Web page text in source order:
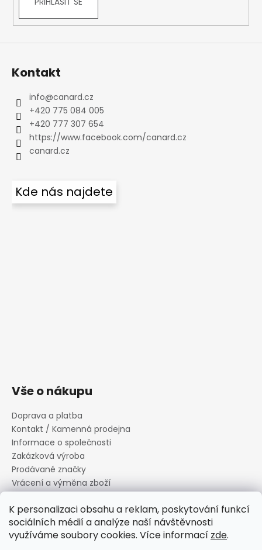
K personalizaci obsahu a reklam, poskytování funkcí
sociálních médií a analýze naší návštěvnosti
využíváme soubory cookies. Více informací zde.
Kontakt
info@canard.cz
+420 775 084 005
+420 777 307 654
https://www.facebook.com/canard.cz
canard.cz
Kde nás najdete
Vše o nákupu
Doprava a platba
Kontakt / Kamenná prodejna
Informace o společnosti
Zakázková výroba
Prodávané značky
Vrácení a výměna zboží
Informace o souborech cookies
Reklamační řád
Obchodní podmínky